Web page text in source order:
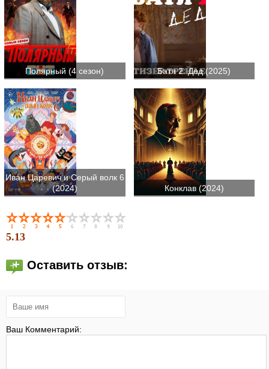
Полярный (4 сезон) Батя 2: Дед (2025)
Иван Царевич и Серый волк 6
(2024)
Конклав (2024)
5.13
Оставить отзыв:
Ваш Комментарий: